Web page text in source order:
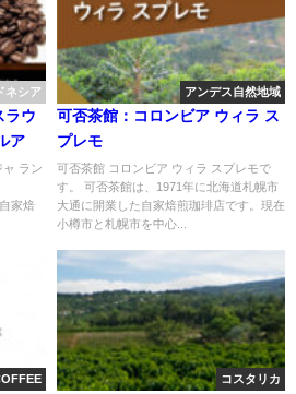
ネシア
ラウ
ア
ラン
家焙
アンデス自然地域
可否茶館：コロンビア ウィラ ス
プレモ
可否茶館 コロンビア ウィラ スプレモで
す。 可否茶館は、1971年に北海道札幌市
大通に開業した自家焙煎珈琲店です。現在
小樽市と札幌市を中心...
コスタリカ